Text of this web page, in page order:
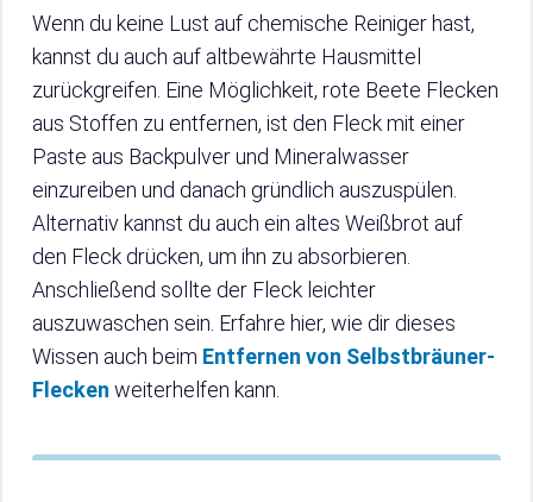
Wenn du keine Lust auf chemische Reiniger hast,
kannst du auch auf altbewährte Hausmittel
zurückgreifen. Eine Möglichkeit, rote Beete Flecken
aus Stoffen zu entfernen, ist den Fleck mit einer
Paste aus Backpulver und Mineralwasser
einzureiben und danach gründlich auszuspülen.
Alternativ kannst du auch ein altes Weißbrot auf
den Fleck drücken, um ihn zu absorbieren.
Anschließend sollte der Fleck leichter
auszuwaschen sein. Erfahre hier, wie dir dieses
Wissen auch beim Entfernen von Selbstbräuner-
Flecken weiterhelfen kann.